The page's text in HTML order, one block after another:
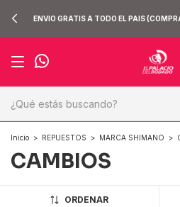
COMPRA
Inicio > REPUESTOS > MARCA SHIMANO >
CAMBIOS
ORDENAR